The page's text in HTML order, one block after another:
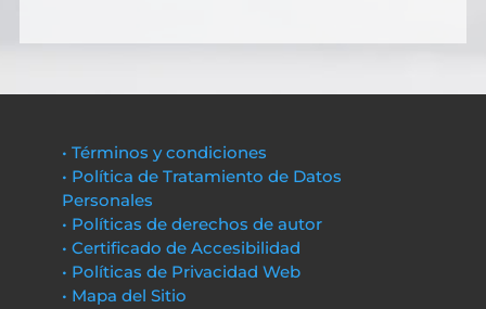
• Términos y condiciones
• Política de Tratamiento de Datos
Personales
• Políticas de derechos de autor
• Certificado de Accesibilidad
• Políticas de Privacidad Web
• Mapa del Sitio